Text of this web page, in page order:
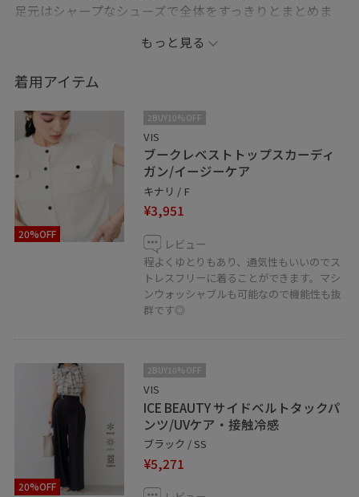
足元はシャープなシューズで全体をすっきりとまとめま
●Instagram→vis_reina1130
●記載のないものにつきましては私物となります。
●JUNのアプリではお気に入りのスタッフ、ショップを
《フォロー》して頂くことが出来ます。
お好きなスタイリングは、ハートをタップで《お気に入
り》からすぐにご覧いただけますのでとても便利です♡
是非ご活用下さい！
●LINEで在庫のお問い合わせや商品、コーディネートの
ご相談など是非お気軽にお問い合わせくださいませ。
LINEで札幌アピアVISスタッフにご相談は【友だち追加】
もっと見る
着用アイテム
20%OFF
2BUY10%OFF
VIS
ブークレベストトップスカーディ
ガン/イージーケア
キナリ / F
¥3,951
レビュー
程よくゆとりもあり、通気性もいいのでス
トレスフリーに着ることができます。マシ
ンウォッシャブルも可能なので機能性も抜
群です◎
20%OFF
2BUY10%OFF
VIS
ICE BEAUTY サイドベルトタックパ
ンツ/UVケア・接触冷感
ブラック / SS
¥5,271